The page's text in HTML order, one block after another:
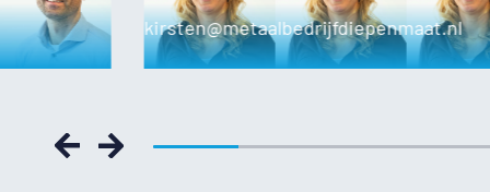
Previous
kirsten@metaalbedrijfdiepenmaat.nl
Next